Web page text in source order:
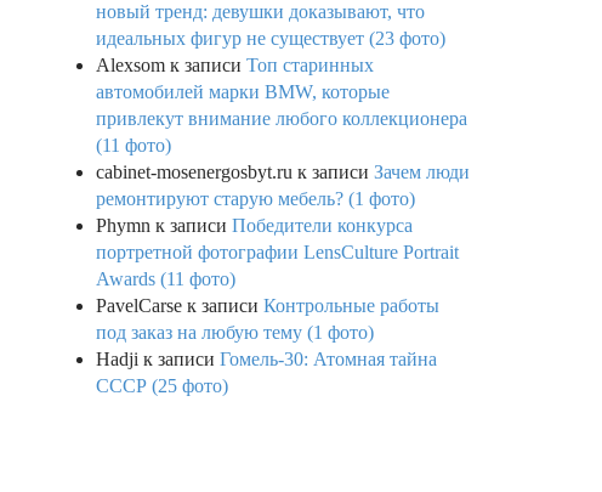
новый тренд: девушки доказывают, что
идеальных фигур не существует (23 фото)
Alexsom к записи Топ старинных
автомобилей марки BMW, которые
привлекут внимание любого коллекционера
(11 фото)
cabinet-mosenergosbyt.ru к записи Зачем люди
ремонтируют старую мебель? (1 фото)
Phymn к записи Победители конкурса
портретной фотографии LensCulture Portrait
Awards (11 фото)
PavelCarse к записи Контрольные работы
под заказ на любую тему (1 фото)
Hadji к записи Гомель-30: Атомная тайна
СССР (25 фото)